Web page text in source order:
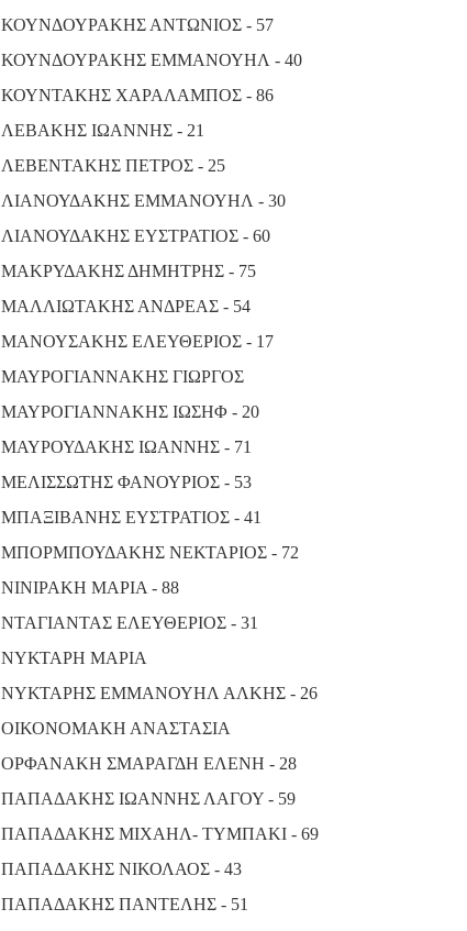
ΚΟΥΝΔΟΥΡΑΚΗΣ ΑΝΤΩΝΙΟΣ - 57
ΚΟΥΝΔΟΥΡΑΚΗΣ ΕΜΜΑΝΟΥΗΛ - 40
ΚΟΥΝΤΑΚΗΣ ΧΑΡΑΛΑΜΠΟΣ - 86
ΛΕΒΑΚΗΣ ΙΩΑΝΝΗΣ - 21
ΛΕΒΕΝΤΑΚΗΣ ΠΕΤΡΟΣ - 25
ΛΙΑΝΟΥΔΑΚΗΣ ΕΜΜΑΝΟΥΗΛ - 30
ΛΙΑΝΟΥΔΑΚΗΣ ΕΥΣΤΡΑΤΙΟΣ - 60
ΜΑΚΡΥΔΑΚΗΣ ΔΗΜΗΤΡΗΣ - 75
ΜΑΛΛΙΩΤΑΚΗΣ ΑΝΔΡΕΑΣ - 54
ΜΑΝΟΥΣΑΚΗΣ ΕΛΕΥΘΕΡΙΟΣ - 17
ΜΑΥΡΟΓΙΑΝΝΑΚΗΣ ΓΙΩΡΓΟΣ
ΜΑΥΡΟΓΙΑΝΝΑΚΗΣ ΙΩΣΗΦ - 20
ΜΑΥΡΟΥΔΑΚΗΣ ΙΩΑΝΝΗΣ - 71
ΜΕΛΙΣΣΩΤΗΣ ΦΑΝΟΥΡΙΟΣ - 53
ΜΠΑΞΙΒΑΝΗΣ ΕΥΣΤΡΑΤΙΟΣ - 41
ΜΠΟΡΜΠΟΥΔΑΚΗΣ ΝΕΚΤΑΡΙΟΣ - 72
ΝΙΝΙΡΑΚΗ ΜΑΡΙΑ - 88
ΝΤΑΓΙΑΝΤΑΣ ΕΛΕΥΘΕΡΙΟΣ - 31
ΝΥΚΤΑΡΗ ΜΑΡΙΑ
ΝΥΚΤΑΡΗΣ ΕΜΜΑΝΟΥΗΛ ΑΛΚΗΣ - 26
ΟΙΚΟΝΟΜΑΚΗ ΑΝΑΣΤΑΣΙΑ
ΟΡΦΑΝΑΚΗ ΣΜΑΡΑΓΔΗ ΕΛΕΝΗ - 28
ΠΑΠΑΔΑΚΗΣ ΙΩΑΝΝΗΣ ΛΑΓΟΥ - 59
ΠΑΠΑΔΑΚΗΣ ΜΙΧΑΗΛ- ΤΥΜΠΑΚΙ - 69
ΠΑΠΑΔΑΚΗΣ ΝΙΚΟΛΑΟΣ - 43
ΠΑΠΑΔΑΚΗΣ ΠΑΝΤΕΛΗΣ - 51